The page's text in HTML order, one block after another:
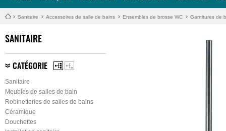
Sanitaire Accessoires de salle de bains Ensembles de brosse WC Garnitures de
SANITAIRE
CATÉGORIE
Sanitaire
Meubles de salles de bain
Robinetteries de salles de bains
Céramique
Douchettes